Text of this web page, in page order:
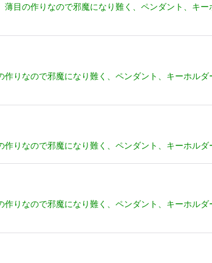
目の作りなので邪魔になり難く、ペンダント、キ
りなので邪魔になり難く、ペンダント、キーホル
りなので邪魔になり難く、ペンダント、キーホル
りなので邪魔になり難く、ペンダント、キーホル